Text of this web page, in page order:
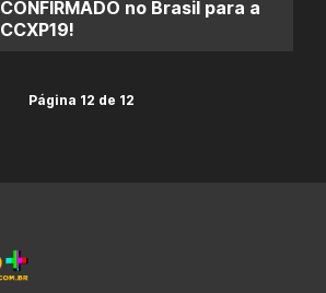
CONFIRMADO no Brasil para a
CCXP19!
Página 12 de 12